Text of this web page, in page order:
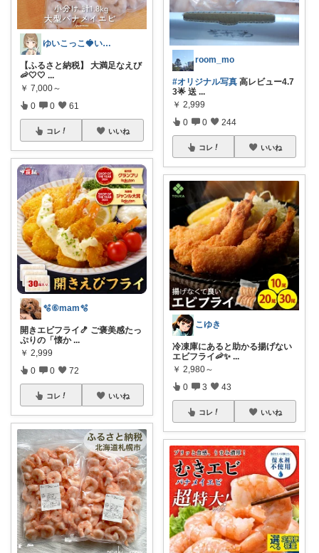
ゆいこっこ🍓いつも感謝です*.
【ふるさと納税】 大満足なえび
🦐🤍🤍 ...
￥ 7,000～
0 0 61
コレ いいね
🫧⑥mam🫧
開きエビフライ🍤 ご褒美感たっ
ぷりの「懐か ...
￥ 2,999
0 0 72
コレ いいね
room_mo
#オリジナル写真 高レビュー4.7
3🌟 送 ...
￥ 2,999
0 0 244
コレ いいね
こゆき
冷凍庫にあると助かる揚げない
エビフライ🦐✨ ...
￥ 2,980～
0 3 43
コレ いいね